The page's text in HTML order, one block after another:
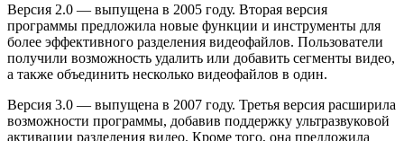
Версия 2.0 — выпущена в 2005 году. Вторая версия
программы предложила новые функции и инструменты для
более эффективного разделения видеофайлов. Пользователи
получили возможность удалить или добавить сегменты видео,
а также объединить несколько видеофайлов в один.
Версия 3.0 — выпущена в 2007 году. Третья версия расширила
возможности программы, добавив поддержку ультразвуковой
активации разделения видео. Кроме того, она предложила